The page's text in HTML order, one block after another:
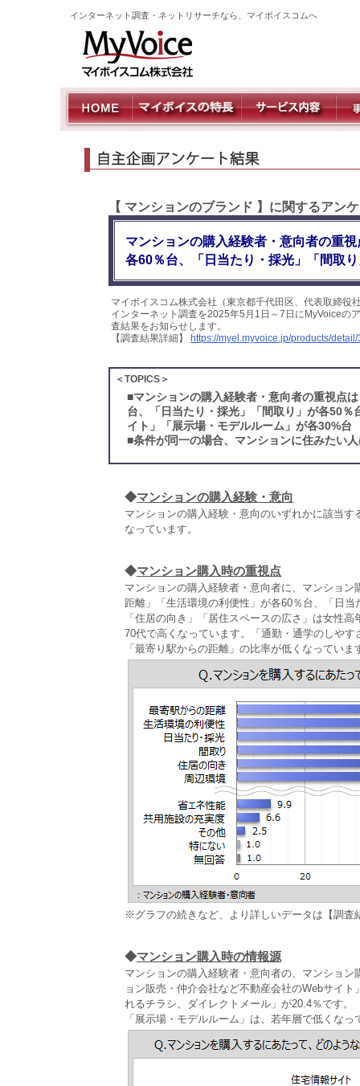
インターネット調査・ネットリサーチなら、マイボイスコムへ
【 マンションのブランド 】に関するアン
マンションの購入経験者・意向者の重
各60％台、「日当たり・採光」「間取
マイボイスコム株式会社（東京都千代田区、代表取締
インターネット調査を2025年5月1日～7日にMyVoiceの
査結果をお知らせします。
【調査結果詳細】
https://myel.myvoice.jp/products/
＜TOPICS＞
■マンションの購入経験者・意向者の重視点
台、「日当たり・採光」「間取り」が各50
イト」「展示場・モデルルーム」が各30%台
■条件が同一の場合、マンションに住みたい
◆マンションの購入経験・意向
マンションの購入経験・意向のいずれかに該当
なっています。
◆マンション購入時の重視点
マンションの購入経験者・意向者に、マンショ
距離」「生活環境の利便性」が各60％台、「日
「住居の向き」「居住スペースの広さ」は女性
70代で高くなっています。「通勤・通学のしや
「最寄り駅からの距離」の比率が低くなっていま
※グラフの続きなど、より詳しいデータは【調査
◆マンション購入時の情報源
マンションの購入経験者・意向者の、マンショ
ョン販売・仲介会社など不動産会社のWebサイ
れるチラシ、ダイレクトメール」が20.4％です。
「展示場・モデルルーム」は、若年層で低くなっ